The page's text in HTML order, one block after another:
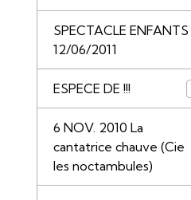
SPECTACLE ENFANTS
12/06/2011
ESPECE DE !!!
6 NOV. 2010 La
cantatrice chauve (Cie
les noctambules)